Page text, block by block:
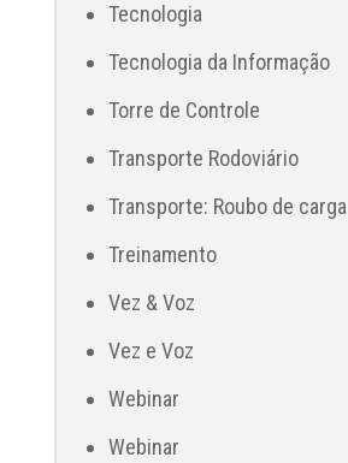
Tecnologia
Tecnologia da Informação
Torre de Controle
Transporte Rodoviário
Transporte: Roubo de carga
Treinamento
Vez & Voz
Vez e Voz
Webinar
Webinar